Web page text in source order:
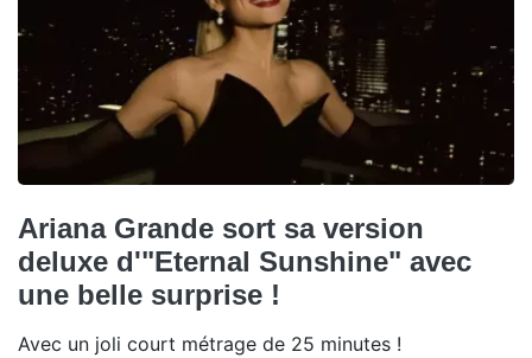
Ariana Grande sort sa version
deluxe d'"Eternal Sunshine" avec
une belle surprise !
Avec un joli court métrage de 25 minutes !